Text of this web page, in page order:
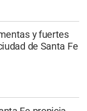
y fuertes
de Santa Fe